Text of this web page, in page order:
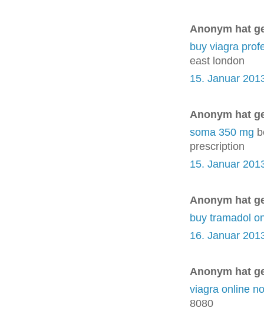
Anonym hat
buy viagra
east london
15. Januar
Anonym hat
soma 350 mg
prescription
15. Januar
Anonym hat
buy tramadol
16. Januar
Anonym hat
viagra online
8080